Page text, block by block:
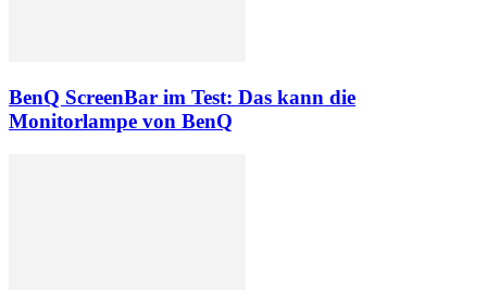
BenQ ScreenBar im Test: Das kann die
Monitorlampe von BenQ